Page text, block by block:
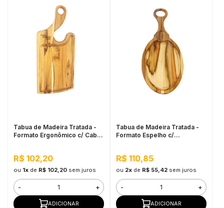
Tabua de Madeira Tratada -
Formato Ergonômico c/ Cabo
R$ 102,20
ou 1xde R$ 102,20 sem juros
- +
ADICIONAR
Tabua de Madeira Tratada -
Formato Espelho c/
R$ 110,85
ou 2xde R$ 55,42 sem juros
- +
ADICIONAR